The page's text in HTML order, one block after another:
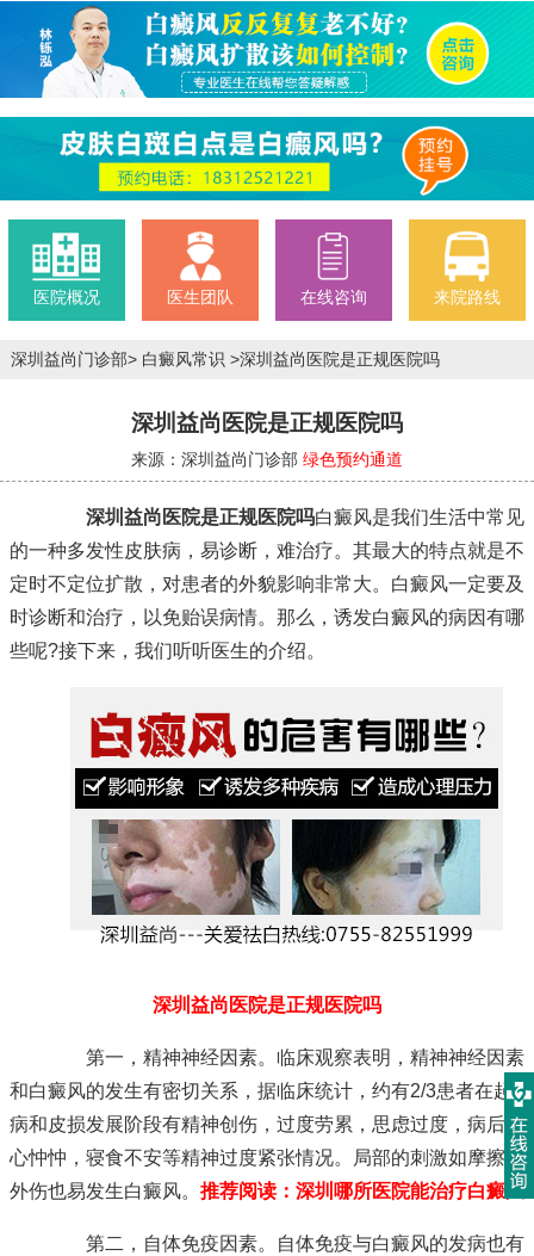
医院概况 医生团队 在线咨询 来院路线
深圳益尚门诊部>白癜风常识 >深圳益尚医院是正规医院吗
深圳益尚医院是正规医院吗
来源：深圳益尚门诊部 绿色预约通道
深圳益尚医院是正规医院吗白癜风是我们生活中常见
的一种多发性皮肤病，易诊断，难治疗。其最大的特点就是不
定时不定位扩散，对患者的外貌影响非常大。白癜风一定要及
时诊断和治疗，以免贻误病情。那么，诱发白癜风的病因有哪
些呢?接下来，我们听听医生的介绍。
深圳益尚医院是正规医院吗
第一，精神神经因素。临床观察表明，精神神经因素
和白癜风的发生有密切关系，据临床统计，约有2/3患者在起
病和皮损发展阶段有精神创伤，过度劳累，思虑过度，病后忧
心忡忡，寝食不安等精神过度紧张情况。局部的刺激如摩擦及
外伤也易发生白癜风。 推荐阅读： 深圳哪所医院能治疗白癜风
第二，自体免疫因素。自体免疫与白癜风的发病也有